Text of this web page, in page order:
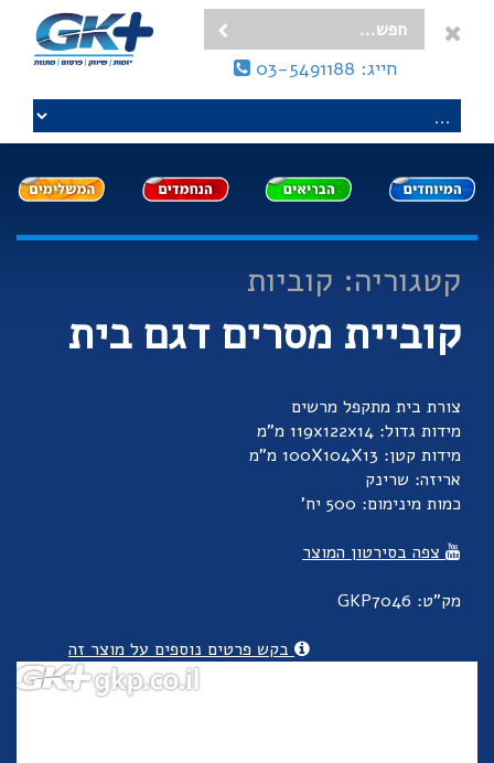
חייג: 03-5491188
קטגוריה: קוביות
קוביית מסרים דגם בית
צורת בית מתקפל מרשים
מידות גדול: 119x122x14 מ"מ
מידות קטן: 100X104X13 מ"מ
אריזה: שרינק
כמות מינימום: 500 יח'
צפה בסירטון המוצר
מק"ט: GKP7046
בקש פרטים נוספים על מוצר זה